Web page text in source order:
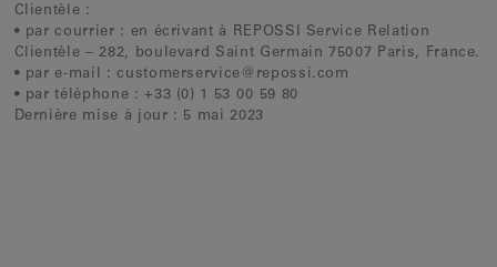
Clientèle :
• par courrier : en écrivant à REPOSSI Service Relation
Clientèle – 282, boulevard Saint Germain 75007 Paris, France.
• par e-mail : customerservice@repossi.com
• par téléphone : +33 (0) 1 53 00 59 80
Dernière mise à jour : 5 mai 2023